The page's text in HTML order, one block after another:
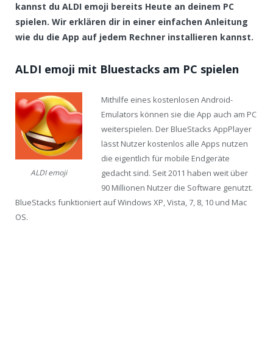
kannst du ALDI emoji bereits Heute an deinem PC
spielen. Wir erklären dir in einer einfachen Anleitung
wie du die App auf jedem Rechner installieren kannst.
ALDI emoji mit Bluestacks am PC spielen
ALDI emoji
Mithilfe eines kostenlosen Android-
Emulators können sie die App auch am PC
weiterspielen. Der BlueStacks AppPlayer
lässt Nutzer kostenlos alle Apps nutzen
die eigentlich für mobile Endgeräte
gedacht sind. Seit 2011 haben weit über
90 Millionen Nutzer die Software genutzt.
BlueStacks funktioniert auf Windows XP, Vista, 7, 8, 10 und Mac
OS.